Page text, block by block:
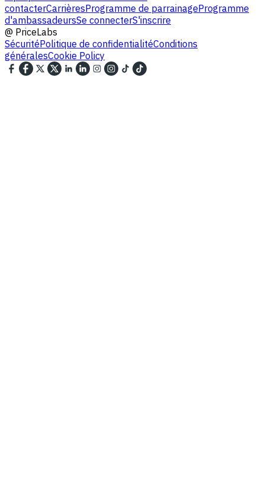
contacterCarrièresProgramme de parrainageProgramme
d'ambassadeursSe connecterS'inscrire
@ PriceLabs
SécuritéPolitique de confidentialitéConditions
généralesCookie Policy